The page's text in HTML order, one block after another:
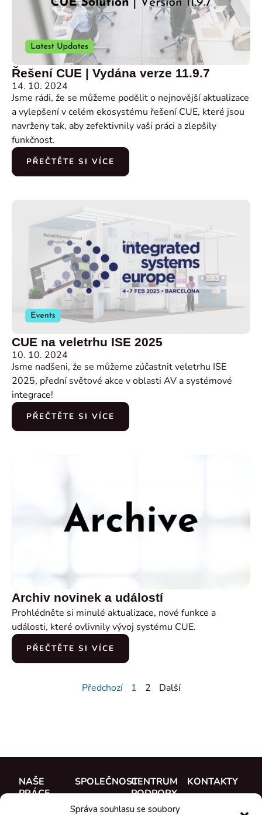
Správa souhlasu se soubory
Řešení CUE | Vydána verze 11.9.7
14. 10. 2024
Jsme rádi, že se můžeme podělit o nejnovější aktualizace
a vylepšení v celém ekosystému řešení CUE, které jsou
navrženy tak, aby zefektivnily vaši práci a zlepšily
funkčnost.
PŘEČTĚTE SI VÍCE
CUE na veletrhu ISE 2025
10. 10. 2024
Jsme nadšeni, že se můžeme zúčastnit veletrhu ISE
2025, přední světové akce v oblasti AV a systémové
integrace!
PŘEČTĚTE SI VÍCE
Archiv novinek a událostí
Prohlédněte si minulé aktualizace, nové funkce a
události, které ovlivnily vývoj systému CUE.
PŘEČTĚTE SI VÍCE
Předchozí 1 2 Další
NAŠE
PRÁCE
SPOLEČNOSTCENTRUM
PODPORY
Dokumentace
KONTAKTY